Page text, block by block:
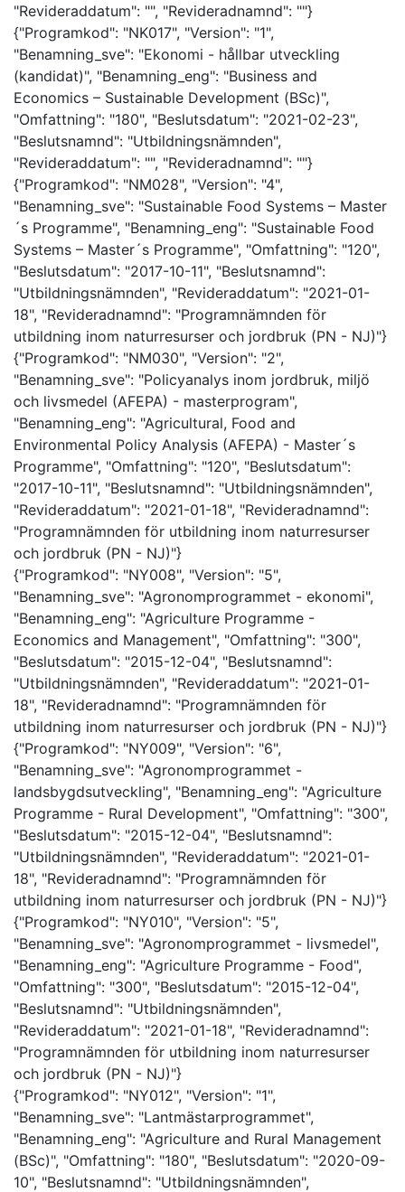
"Revideraddatum": "", "Revideradnamnd": ""}
{"Programkod": "NK017", "Version": "1",
"Benamning_sve": "Ekonomi - hållbar utveckling
(kandidat)", "Benamning_eng": "Business and
Economics – Sustainable Development (BSc)",
"Omfattning": "180", "Beslutsdatum": "2021-02-23",
"Beslutsnamnd": "Utbildningsnämnden",
"Revideraddatum": "", "Revideradnamnd": ""}
{"Programkod": "NM028", "Version": "4",
"Benamning_sve": "Sustainable Food Systems – Master
´s Programme", "Benamning_eng": "Sustainable Food
Systems – Master´s Programme", "Omfattning": "120",
"Beslutsdatum": "2017-10-11", "Beslutsnamnd":
"Utbildningsnämnden", "Revideraddatum": "2021-01-
18", "Revideradnamnd": "Programnämnden för
utbildning inom naturresurser och jordbruk (PN - NJ)"}
{"Programkod": "NM030", "Version": "2",
"Benamning_sve": "Policyanalys inom jordbruk, miljö
och livsmedel (AFEPA) - masterprogram",
"Benamning_eng": "Agricultural, Food and
Environmental Policy Analysis (AFEPA) - Master´s
Programme", "Omfattning": "120", "Beslutsdatum":
"2017-10-11", "Beslutsnamnd": "Utbildningsnämnden",
"Revideraddatum": "2021-01-18", "Revideradnamnd":
"Programnämnden för utbildning inom naturresurser
och jordbruk (PN - NJ)"}
{"Programkod": "NY008", "Version": "5",
"Benamning_sve": "Agronomprogrammet - ekonomi",
"Benamning_eng": "Agriculture Programme -
Economics and Management", "Omfattning": "300",
"Beslutsdatum": "2015-12-04", "Beslutsnamnd":
"Utbildningsnämnden", "Revideraddatum": "2021-01-
18", "Revideradnamnd": "Programnämnden för
utbildning inom naturresurser och jordbruk (PN - NJ)"}
{"Programkod": "NY009", "Version": "6",
"Benamning_sve": "Agronomprogrammet -
landsbygdsutveckling", "Benamning_eng": "Agriculture
Programme - Rural Development", "Omfattning": "300",
"Beslutsdatum": "2015-12-04", "Beslutsnamnd":
"Utbildningsnämnden", "Revideraddatum": "2021-01-
18", "Revideradnamnd": "Programnämnden för
utbildning inom naturresurser och jordbruk (PN - NJ)"}
{"Programkod": "NY010", "Version": "5",
"Benamning_sve": "Agronomprogrammet - livsmedel",
"Benamning_eng": "Agriculture Programme - Food",
"Omfattning": "300", "Beslutsdatum": "2015-12-04",
"Beslutsnamnd": "Utbildningsnämnden",
"Revideraddatum": "2021-01-18", "Revideradnamnd":
"Programnämnden för utbildning inom naturresurser
och jordbruk (PN - NJ)"}
{"Programkod": "NY012", "Version": "1",
"Benamning_sve": "Lantmästarprogrammet",
"Benamning_eng": "Agriculture and Rural Management
(BSc)", "Omfattning": "180", "Beslutsdatum": "2020-09-
10", "Beslutsnamnd": "Utbildningsnämnden",